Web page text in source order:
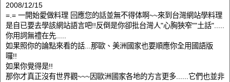
2008/12/15
=.= 一開始愛做料理 回應您的話並無不得体啊~~來到台灣網站學料理
是自已要去學該網站語言吧!!反倒是你卻批台灣人"心胸狹窄""土話".....
你用詞無禮在先.....
如果照你的論點來看的話...那歐、美洲國家也要順應你全用國語版
囉!!
如果你覺得是!!
那你才真正沒有世界觀~~~因歐洲國家各地的方言更多......它們也並非